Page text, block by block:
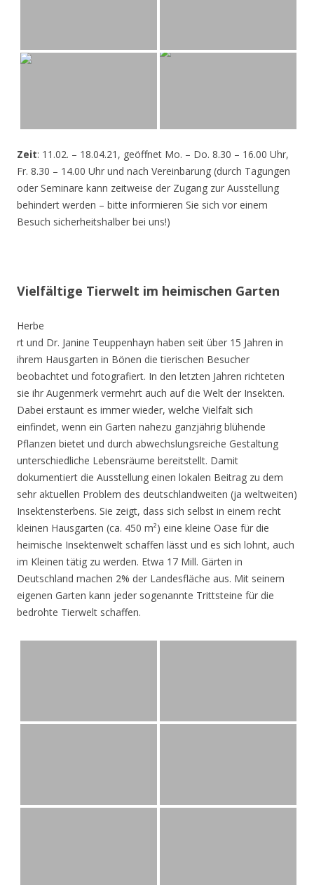
Zeit: 11.02. – 18.04.21, geöffnet Mo. – Do. 8.30 – 16.00 Uhr,
Fr. 8.30 – 14.00 Uhr und nach Vereinbarung (durch Tagungen
oder Seminare kann zeitweise der Zugang zur Ausstellung
behindert werden – bitte informieren Sie sich vor einem
Besuch sicherheitshalber bei uns!)
Vielfältige Tierwelt im heimischen Garten
Herbe
rt und Dr. Janine Teuppenhayn haben seit über 15 Jahren in
ihrem Hausgarten in Bönen die tierischen Besucher
beobachtet und fotografiert. In den letzten Jahren richteten
sie ihr Augenmerk vermehrt auch auf die Welt der Insekten.
Dabei erstaunt es immer wieder, welche Vielfalt sich
einfindet, wenn ein Garten nahezu ganzjährig blühende
Pflanzen bietet und durch abwechslungsreiche Gestaltung
unterschiedliche Lebensräume bereitstellt. Damit
dokumentiert die Ausstellung einen lokalen Beitrag zu dem
sehr aktuellen Problem des deutschlandweiten (ja weltweiten)
Insektensterbens. Sie zeigt, dass sich selbst in einem recht
kleinen Hausgarten (ca. 450 m²) eine kleine Oase für die
heimische Insektenwelt schaffen lässt und es sich lohnt, auch
im Kleinen tätig zu werden. Etwa 17 Mill. Gärten in
Deutschland machen 2% der Landesfläche aus. Mit seinem
eigenen Garten kann jeder sogenannte Trittsteine für die
bedrohte Tierwelt schaffen.